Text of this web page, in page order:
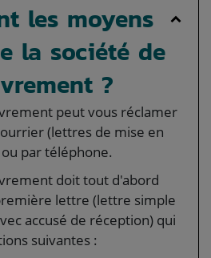
les moyens
la société de
?
peut vous réclamer
(lettres de mise en
par téléphone.
doit tout d'abord
lettre (lettre simple
accusé de réception) qui
suivantes :